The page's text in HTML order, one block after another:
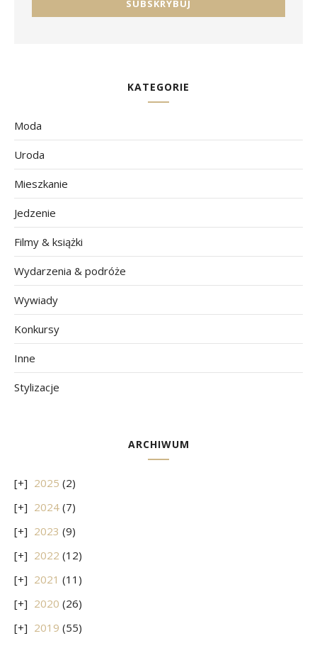
KATEGORIE
Moda
Uroda
Mieszkanie
Jedzenie
Filmy & książki
Wydarzenia & podróże
Wywiady
Konkursy
Inne
Stylizacje
ARCHIWUM
2025 (2)
2024 (7)
2023 (9)
2022 (12)
2021 (11)
2020 (26)
2019 (55)